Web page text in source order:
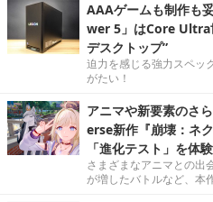
AAAゲームも制作も
wer 5」はCore Ultra
デスクトップ”
迫力を感じる強力スペッ
がたい！
アニマや新要素のさ
erse新作『崩壊：ネ
「進化テスト」を体
さまざまなアニマとの出
が増したバトルなど、本